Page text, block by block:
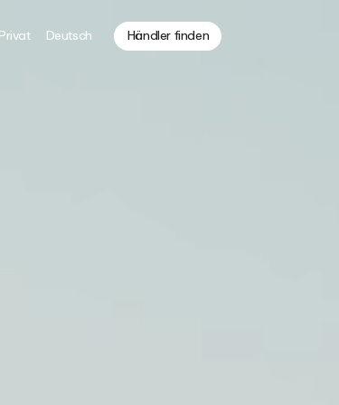
Privat Deutsch Händler finden